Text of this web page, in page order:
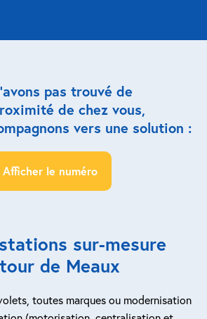
garage
roulants
pas trouvé de
de chez vous,
vers une solution :
Afficher le numéro
sur-mesure
de Meaux
toutes marques ou modernisation